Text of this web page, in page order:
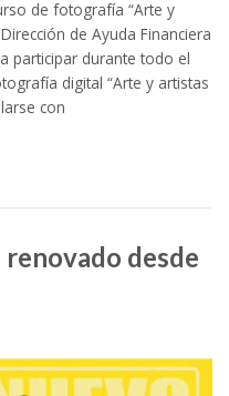
de fotografía “Arte y
de Ayuda Financiera
participar durante todo el
digital “Arte y artistas
con
desde